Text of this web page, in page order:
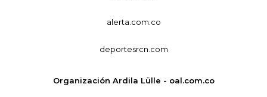
alerta.com.co
deportesrcn.com
Organización Ardila Lülle - oal.com.co